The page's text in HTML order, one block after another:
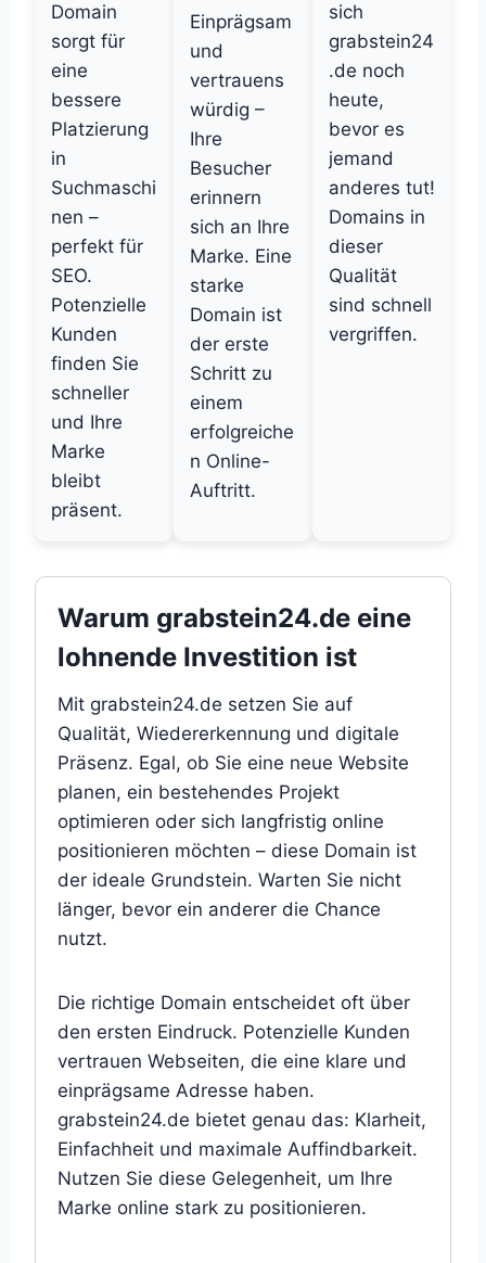
Domain
sorgt für
eine
bessere
Platzierung
in
Suchmaschi
nen –
perfekt für
SEO.
Potenzielle
Kunden
finden Sie
schneller
und Ihre
Marke
bleibt
präsent.
Einprägsam
und
vertrauens
würdig –
Ihre
Besucher
erinnern
sich an Ihre
Marke. Eine
starke
Domain ist
der erste
Schritt zu
einem
erfolgreiche
n Online-
Auftritt.
sich
grabstein24
.de noch
heute,
bevor es
jemand
anderes tut!
Domains in
dieser
Qualität
sind schnell
vergriffen.
Warum grabstein24.de eine
lohnende Investition ist
Mit grabstein24.de setzen Sie auf
Qualität, Wiedererkennung und digitale
Präsenz. Egal, ob Sie eine neue Website
planen, ein bestehendes Projekt
optimieren oder sich langfristig online
positionieren möchten – diese Domain ist
der ideale Grundstein. Warten Sie nicht
länger, bevor ein anderer die Chance
nutzt.
Die richtige Domain entscheidet oft über
den ersten Eindruck. Potenzielle Kunden
vertrauen Webseiten, die eine klare und
einprägsame Adresse haben.
grabstein24.de bietet genau das: Klarheit,
Einfachheit und maximale Auffindbarkeit.
Nutzen Sie diese Gelegenheit, um Ihre
Marke online stark zu positionieren.